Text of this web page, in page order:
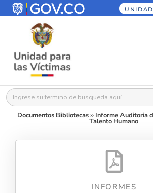
Buscar:
Documentos Bibliotecas» Informe Auditoria
Talento Humano
INFORMES